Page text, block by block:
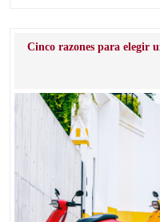
Cinco razones para elegir